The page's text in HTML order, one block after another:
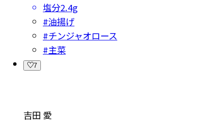
塩分2.4g
#油揚げ
#チンジャオロース
#主菜
7
吉田 愛